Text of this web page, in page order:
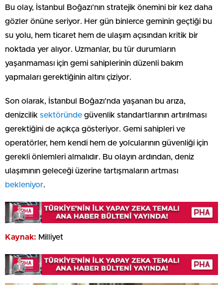
Bu olay, İstanbul Boğazı’nın stratejik önemini bir kez daha
gözler önüne seriyor. Her gün binlerce geminin geçtiği bu
su yolu, hem ticaret hem de ulaşım açısından kritik bir
noktada yer alıyor. Uzmanlar, bu tür durumların
yaşanmaması için gemi sahiplerinin düzenli bakım
yapmaları gerektiğinin altını çiziyor.
Son olarak, İstanbul Boğazı’nda yaşanan bu arıza,
denizcilik sektöründe güvenlik standartlarının artırılması
gerektiğini de açıkça gösteriyor. Gemi sahipleri ve
operatörler, hem kendi hem de yolcularının güvenliği için
gerekli önlemleri almalıdır. Bu olayın ardından, deniz
ulaşımının geleceği üzerine tartışmaların artması
bekleniyor.
Kaynak: Milliyet